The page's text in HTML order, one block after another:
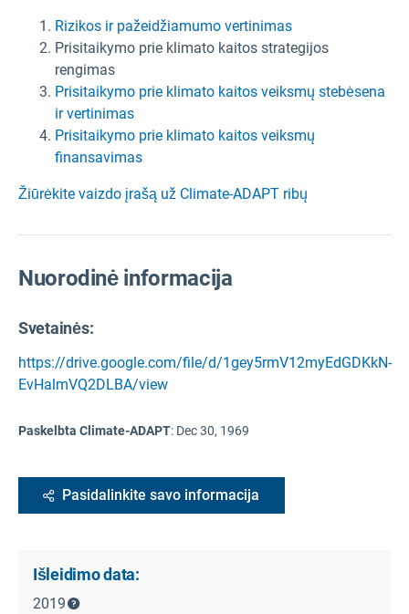
Rizikos ir pažeidžiamumo vertinimas
Prisitaikymo prie klimato kaitos strategijos
rengimas
Prisitaikymo prie klimato kaitos veiksmų stebėsena
ir vertinimas
Prisitaikymo prie klimato kaitos veiksmų
finansavimas
Žiūrėkite vaizdo įrašą už Climate-ADAPT ribų
Nuorodinė informacija
Svetainės:
https://drive.google.com/file/d/1gey5rmV12myEdGDKkN-
EvHalmVQ2DLBA/view
Paskelbta Climate-ADAPT: Dec 30, 1969
Pasidalinkite savo informacija
Išleidimo data:
2019